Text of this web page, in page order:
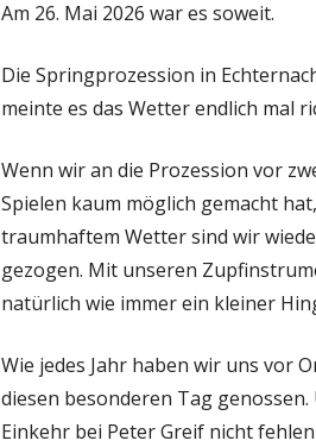
Am 26. Mai 2026 war es soweit.
Die Springprozession in
meinte es das Wetter endlich mal
Wenn wir an die Prozession vor
Spielen kaum möglich gemacht
traumhaftem Wetter sind wir
gezogen. Mit unseren
natürlich wie immer ein kleiner
Wie jedes Jahr haben wir uns vor
diesen besonderen Tag
Einkehr bei Peter Greif nicht fehlen